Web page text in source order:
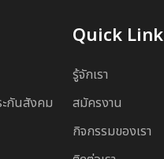
ะกันสังคม
Quick Link
รู้จักเรา
สมัครงาน
กิจกรรมของเรา